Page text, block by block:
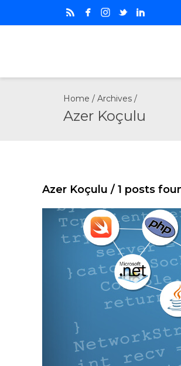
Home / Archives /
Azer Koçulu
Azer Koçulu / 1 posts